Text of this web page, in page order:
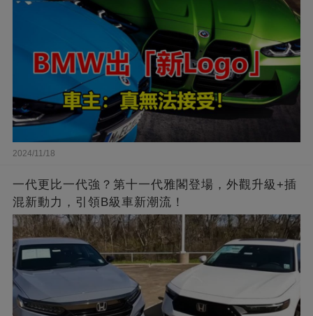
2024/11/18
一代更比一代強？第十一代雅閣登場，外觀升級+插
混新動力，引領B級車新潮流！